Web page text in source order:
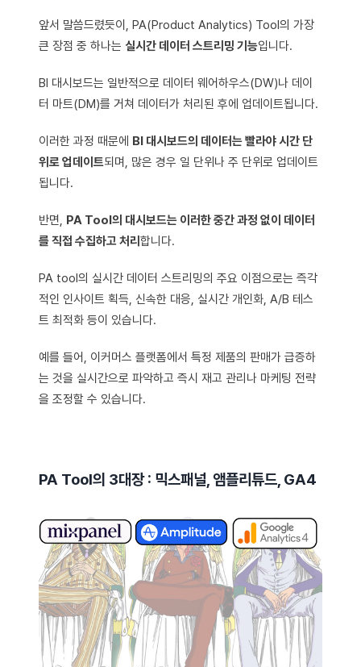
앞서 말씀드렸듯이, PA(Product Analytics) Tool의 가장
큰 장점 중 하나는 실시간 데이터 스트리밍 기능입니다.
BI 대시보드는 일반적으로 데이터 웨어하우스(DW)나 데이
터 마트(DM)를 거쳐 데이터가 처리된 후에 업데이트됩니다.
이러한 과정 때문에
BI 대시보드의 데이터는 빨라야 시간 단
위로 업데이트되며, 많은 경우 일 단위나 주 단위로 업데이트
됩니다.
반면, PA Tool의 대시보드는 이러한 중간 과정 없이 데이터
를 직접 수집하고 처리 합니다.
PA tool의 실시간 데이터 스트리밍의 주요 이점으로는 즉각
적인 인사이트 획득, 신속한 대응, 실시간 개인화, A/B 테스
트 최적화 등이 있습니다.
예를 들어, 이커머스 플랫폼에서 특정 제품의 판매가 급증하
는 것을 실시간으로 파악하고 즉시 재고 관리나 마케팅 전략
을 조정할 수 있습니다.
PA Tool의 3대장 : 믹스패널, 앰플리튜드, GA4